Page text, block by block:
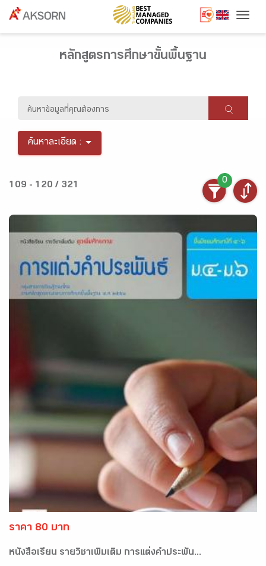
หลักสูตรการศึกษาขั้นพื้นฐาน
ค้นหาละเอียด :
109 - 120 / 321
0
ราคา 80 บาท
หนังสือเรียน รายวิชาเพิ่มเติม การแต่งคำประพัน...